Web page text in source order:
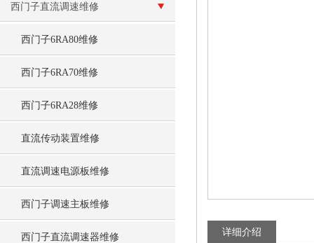
西门子直流调速维修
西门子6RA80维修
西门子6RA70维修
西门子6RA28维修
直流传动装置维修
直流调速电源板维修
西门子调速主板维修
西门子直流调速器维修 详细介绍